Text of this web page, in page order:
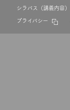
シラバス（講義内容）
プライバシー